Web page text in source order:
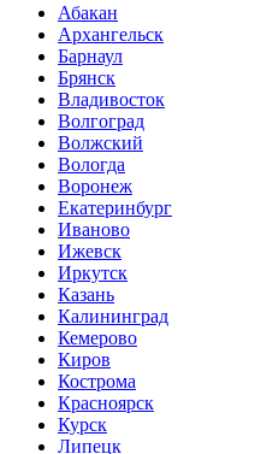
Абакан
Архангельск
Барнаул
Брянск
Владивосток
Волгоград
Волжский
Вологда
Воронеж
Екатеринбург
Иваново
Ижевск
Иркутск
Казань
Калининград
Кемерово
Киров
Кострома
Красноярск
Курск
Липецк